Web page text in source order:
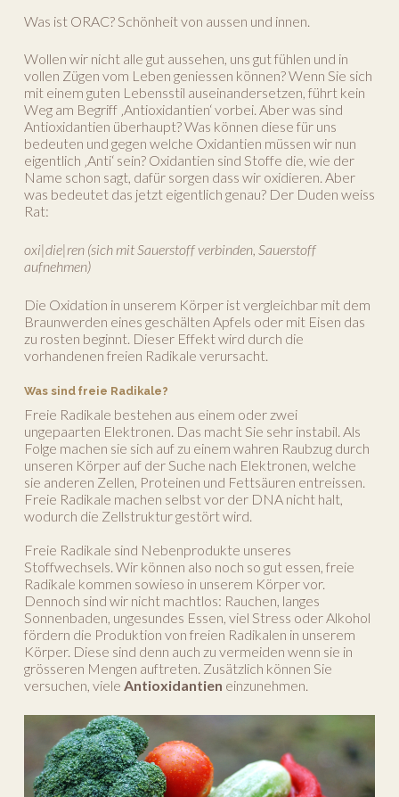
Was ist ORAC? Schönheit von aussen und innen.
Wollen wir nicht alle gut aussehen, uns gut fühlen und in
vollen Zügen vom Leben geniessen können? Wenn Sie sich
mit einem guten Lebensstil auseinandersetzen, führt kein
Weg am Begriff ‚Antioxidantien‘ vorbei. Aber was sind
Antioxidantien überhaupt? Was können diese für uns
bedeuten und gegen welche Oxidantien müssen wir nun
eigentlich ‚Anti‘ sein? Oxidantien sind Stoffe die, wie der
Name schon sagt, dafür sorgen dass wir oxidieren. Aber
was bedeutet das jetzt eigentlich genau? Der Duden weiss
Rat:
oxi|die|ren (sich mit Sauerstoff verbinden, Sauerstoff
aufnehmen)
Die Oxidation in unserem Körper ist vergleichbar mit dem
Braunwerden eines geschälten Apfels oder mit Eisen das
zu rosten beginnt. Dieser Effekt wird durch die
vorhandenen freien Radikale verursacht.
Was sind freie Radikale?
Freie Radikale bestehen aus einem oder zwei
ungepaarten Elektronen. Das macht Sie sehr instabil. Als
Folge machen sie sich auf zu einem wahren Raubzug durch
unseren Körper auf der Suche nach Elektronen, welche
sie anderen Zellen, Proteinen und Fettsäuren entreissen.
Freie Radikale machen selbst vor der DNA nicht halt,
wodurch die Zellstruktur gestört wird.
Freie Radikale sind Nebenprodukte unseres
Stoffwechsels. Wir können also noch so gut essen, freie
Radikale kommen sowieso in unserem Körper vor.
Dennoch sind wir nicht machtlos: Rauchen, langes
Sonnenbaden, ungesundes Essen, viel Stress oder Alkohol
fördern die Produktion von freien Radikalen in unserem
Körper. Diese sind denn auch zu vermeiden wenn sie in
grösseren Mengen auftreten. Zusätzlich können Sie
versuchen, viele Antioxidantien einzunehmen.